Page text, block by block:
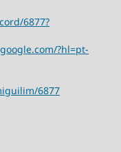
6877?
?hl=pt-
6877